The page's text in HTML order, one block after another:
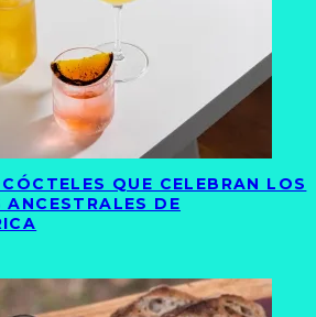
QUE CELEBRAN LOS
DE